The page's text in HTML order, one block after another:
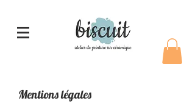
Mentions légales